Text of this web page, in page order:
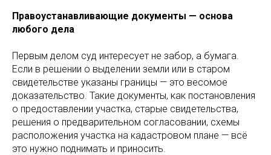
Правоустанавливающие документы — основа
любого дела
Первым делом суд интересует не забор, а бумага.
Если в решении о выделении земли или в старом
свидетельстве указаны границы — это весомое
доказательство. Такие документы, как постановления
о предоставлении участка, старые свидетельства,
решения о предварительном согласовании, схемы
расположения участка на кадастровом плане — всё
это нужно поднимать и приносить.